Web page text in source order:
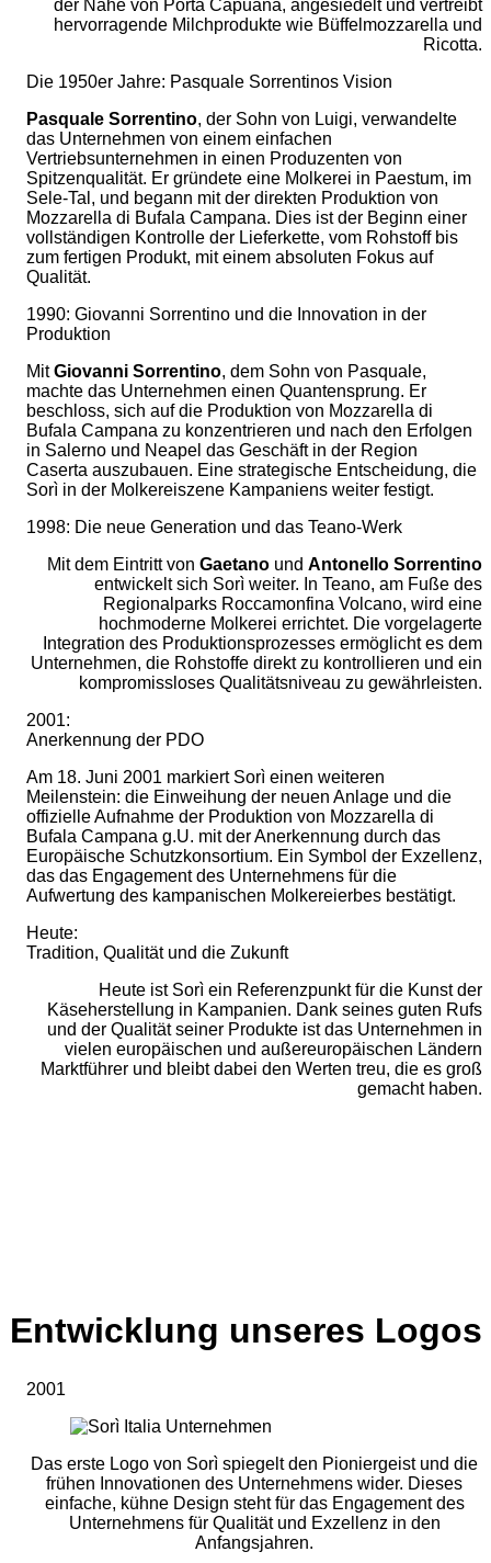
der Nähe von Porta Capuana, angesiedelt und vertreibt
hervorragende Milchprodukte wie Büffelmozzarella und
Ricotta.
Die 1950er Jahre: Pasquale Sorrentinos Vision
Pasquale Sorrentino, der Sohn von Luigi, verwandelte
das Unternehmen von einem einfachen
Vertriebsunternehmen in einen Produzenten von
Spitzenqualität. Er gründete eine Molkerei in Paestum, im
Sele-Tal, und begann mit der direkten Produktion von
Mozzarella di Bufala Campana. Dies ist der Beginn einer
vollständigen Kontrolle der Lieferkette, vom Rohstoff bis
zum fertigen Produkt, mit einem absoluten Fokus auf
Qualität.
1990: Giovanni Sorrentino und die Innovation in der
Produktion
MitGiovanni Sorrentino, dem Sohn von Pasquale,
machte das Unternehmen einen Quantensprung. Er
beschloss, sich auf die Produktion von Mozzarella di
Bufala Campana zu konzentrieren und nach den Erfolgen
in Salerno und Neapel das Geschäft in der Region
Caserta auszubauen. Eine strategische Entscheidung, die
Sorì in der Molkereiszene Kampaniens weiter festigt.
1998: Die neue Generation und das Teano-Werk
Mit dem Eintritt von Gaetano und Antonello Sorrentino
entwickelt sich Sorì weiter. In Teano, am Fuße des
Regionalparks Roccamonfina Volcano, wird eine
hochmoderne Molkerei errichtet. Die vorgelagerte
Integration des Produktionsprozesses ermöglicht es dem
Unternehmen, die Rohstoffe direkt zu kontrollieren und ein
kompromissloses Qualitätsniveau zu gewährleisten.
2001:
Anerkennung der PDO
Am 18. Juni 2001 markiert Sorì einen weiteren
Meilenstein: die Einweihung der neuen Anlage und die
offizielle Aufnahme der Produktion von Mozzarella di
Bufala Campana g.U. mit der Anerkennung durch das
Europäische Schutzkonsortium. Ein Symbol der Exzellenz,
das das Engagement des Unternehmens für die
Aufwertung des kampanischen Molkereierbes bestätigt.
Heute:
Tradition, Qualität und die Zukunft
Heute ist Sorì ein Referenzpunkt für die Kunst der
Käseherstellung in Kampanien. Dank seines guten Rufs
und der Qualität seiner Produkte ist das Unternehmen in
vielen europäischen und außereuropäischen Ländern
Marktführer und bleibt dabei den Werten treu, die es groß
gemacht haben.
Entwicklung unseres Logos
2001
Das erste Logo von Sorì spiegelt den Pioniergeist und die
frühen Innovationen des Unternehmens wider. Dieses
einfache, kühne Design steht für das Engagement des
Unternehmens für Qualität und Exzellenz in den
Anfangsjahren.